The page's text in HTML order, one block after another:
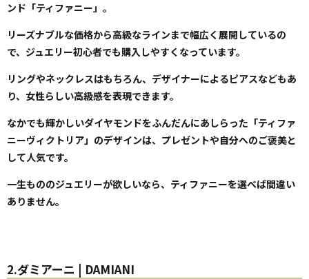
ンド「ティファニー」。
リーズナブルな価格から高級なラインまで幅広く展開しているの
で、ジュエリー初心者でも購入しやすくなっています。
リングやネックレスはもちろん、デザイナーによるピアスなどもあ
り、女性らしい高級感を表現できます。
なかでも輝かしいダイヤモンドをふんだんにあしらった「ティファ
ニーヴィクトリア」のデザインは、プレゼントや自分へのご褒美と
して人気です。
一生もののジュエリーが欲しいなら、ティファニーを選べば間違い
ありません。
2.ダミアーニ | DAMIANI